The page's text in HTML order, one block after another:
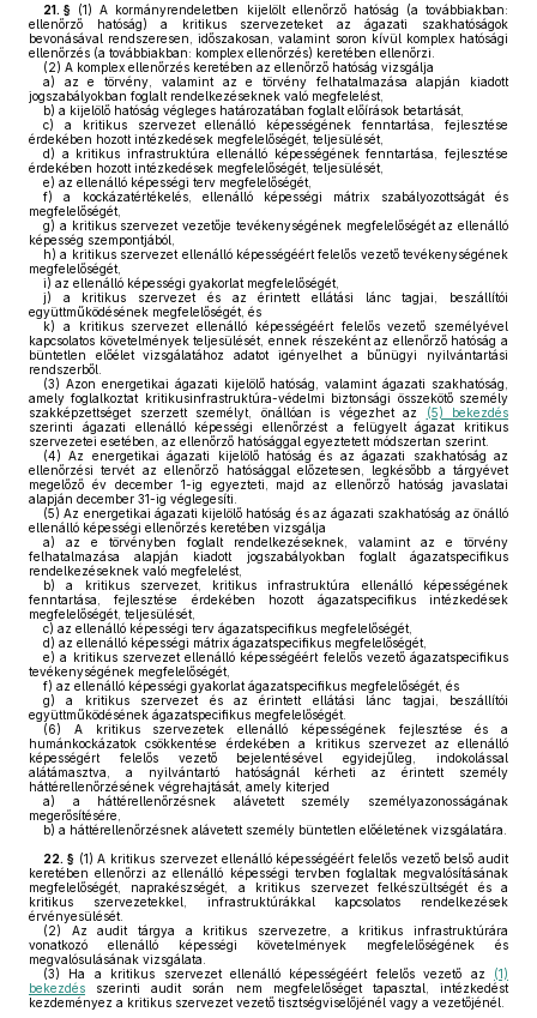
21. § (1) A kormányrendeletben kijelölt ellenőrző hatóság (a továbbiakban:
ellenőrző hatóság) a kritikus szervezeteket az ágazati szakhatóságok
bevonásával rendszeresen, időszakosan, valamint soron kívül komplex hatósági
ellenőrzés (a továbbiakban: komplex ellenőrzés) keretében ellenőrzi.
(2) A komplex ellenőrzés keretében az ellenőrző hatóság vizsgálja
a) az e törvény, valamint az e törvény felhatalmazása alapján kiadott
jogszabályokban foglalt rendelkezéseknek való megfelelést,
b) a kijelölő hatóság végleges határozatában foglalt előírások betartását,
c) a kritikus szervezet ellenálló képességének fenntartása, fejlesztése
érdekében hozott intézkedések megfelelőségét, teljesülését,
d) a kritikus infrastruktúra ellenálló képességének fenntartása, fejlesztése
érdekében hozott intézkedések megfelelőségét, teljesülését,
e) az ellenálló képességi terv megfelelőségét,
f) a kockázatértékelés, ellenálló képességi mátrix szabályozottságát és
megfelelőségét,
g) a kritikus szervezet vezetője tevékenységének megfelelőségét az ellenálló
képesség szempontjából,
h) a kritikus szervezet ellenálló képességéért felelős vezető tevékenységének
megfelelőségét,
i) az ellenálló képességi gyakorlat megfelelőségét,
j) a kritikus szervezet és az érintett ellátási lánc tagjai, beszállítói
együttműködésének megfelelőségét, és
k) a kritikus szervezet ellenálló képességéért felelős vezető személyével
kapcsolatos követelmények teljesülését, ennek részeként az ellenőrző hatóság a
büntetlen előélet vizsgálatához adatot igényelhet a bűnügyi nyilvántartási
rendszerből.
(3) Azon energetikai ágazati kijelölő hatóság, valamint ágazati szakhatóság,
amely foglalkoztat kritikusinfrastruktúra-védelmi biztonsági összekötő személy
szakképzettséget szerzett személyt, önállóan is végezhet az
(5) bekezdés
szerinti ágazati ellenálló képességi ellenőrzést a felügyelt ágazat kritikus
szervezetei esetében, az ellenőrző hatósággal egyeztetett módszertan szerint.
(4) Az energetikai ágazati kijelölő hatóság és az ágazati szakhatóság az
ellenőrzési tervét az ellenőrző hatósággal előzetesen, legkésőbb a tárgyévet
megelőző év december 1-ig egyezteti, majd az ellenőrző hatóság javaslatai
alapján december 31-ig véglegesíti.
(5) Az energetikai ágazati kijelölő hatóság és az ágazati szakhatóság az önálló
ellenálló képességi ellenőrzés keretében vizsgálja
a) az e törvényben foglalt rendelkezéseknek, valamint az e törvény
felhatalmazása alapján kiadott jogszabályokban foglalt ágazatspecifikus
rendelkezéseknek való megfelelést,
b) a kritikus szervezet, kritikus infrastruktúra ellenálló képességének
fenntartása, fejlesztése érdekében hozott ágazatspecifikus intézkedések
megfelelőségét, teljesülését,
c) az ellenálló képességi terv ágazatspecifikus megfelelőségét,
d) az ellenálló képességi mátrix ágazatspecifikus megfelelőségét,
e) a kritikus szervezet ellenálló képességéért felelős vezető ágazatspecifikus
tevékenységének megfelelőségét,
f) az ellenálló képességi gyakorlat ágazatspecifikus megfelelőségét, és
g) a kritikus szervezet és az érintett ellátási lánc tagjai, beszállítói
együttműködésének ágazatspecifikus megfelelőségét.
(6) A kritikus szervezetek ellenálló képességének fejlesztése és a
humánkockázatok csökkentése érdekében a kritikus szervezet az ellenálló
képességért felelős vezető bejelentésével egyidejűleg, indokolással
alátámasztva, a nyilvántartó hatóságnál kérheti az érintett személy
háttérellenőrzésének végrehajtását, amely kiterjed
a) a háttérellenőrzésnek alávetett személy személyazonosságának
megerősítésére,
b) a háttérellenőrzésnek alávetett személy büntetlen előéletének vizsgálatára.
22. § (1) A kritikus szervezet ellenálló képességéért felelős vezető belső audit
keretében ellenőrzi az ellenálló képességi tervben foglaltak megvalósításának
megfelelőségét, naprakészségét, a kritikus szervezet felkészültségét és a
kritikus szervezetekkel, infrastruktúrákkal kapcsolatos rendelkezések
érvényesülését.
(2) Az audit tárgya a kritikus szervezetre, a kritikus infrastruktúrára
vonatkozó ellenálló képességi követelmények megfelelőségének és
megvalósulásának vizsgálata.
(3) Ha a kritikus szervezet ellenálló képességéért felelős vezető az (1)
bekezdés szerinti audit során nem megfelelőséget tapasztal, intézkedést
kezdeményez a kritikus szervezet vezető tisztségviselőjénél vagy a vezetőjénél.